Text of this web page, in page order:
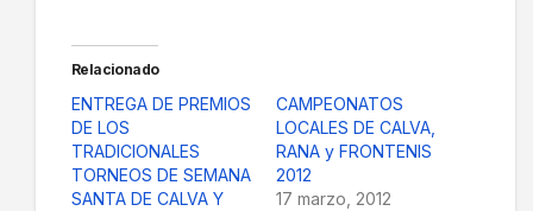
Relacionado
ENTREGA DE PREMIOS
DE LOS
TRADICIONALES
TORNEOS DE SEMANA
SANTA DE CALVA Y
CAMPEONATOS
LOCALES DE CALVA,
RANA y FRONTENIS
2012
17 marzo, 2012